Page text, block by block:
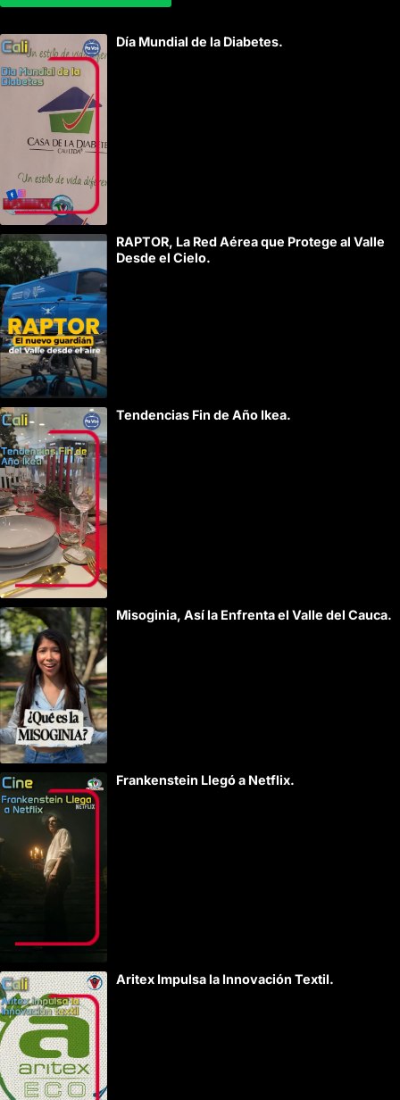
l
t
t
i
v
e
:
Día Mundial de la Diabetes.
RAPTOR, La Red Aérea que Protege al Valle
Desde el Cielo.
Tendencias Fin de Año Ikea.
Misoginia, Así la Enfrenta el Valle del Cauca.
Frankenstein Llegó a Netflix.
Aritex Impulsa la Innovación Textil.